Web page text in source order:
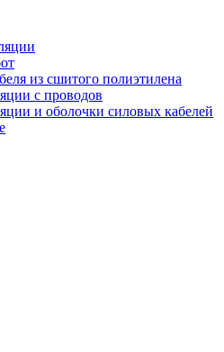
из сшитого полиэтилена
с проводов
и оболочки силовых кабелей